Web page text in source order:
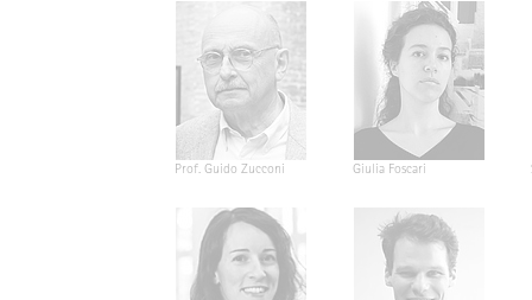
Prof. Guido Zucconi Giulia Foscari